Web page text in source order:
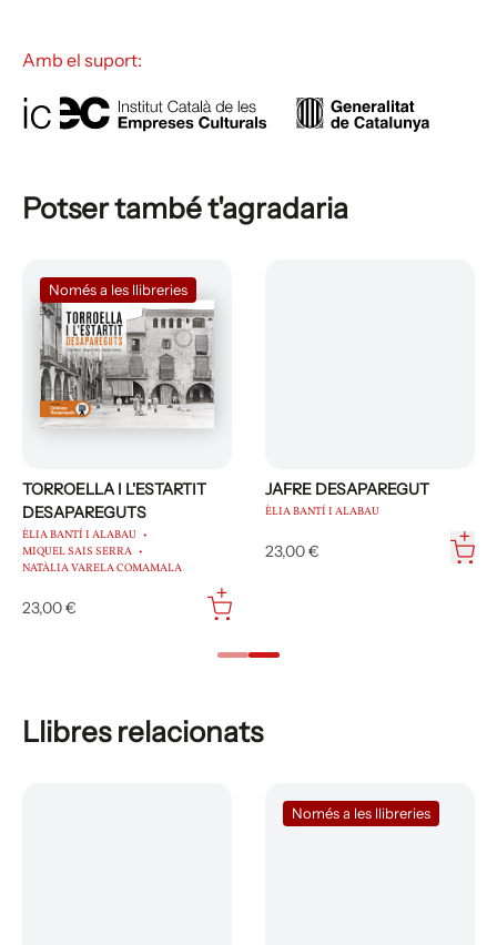
Amb el suport:
Potser també t'agradaria
Només a les llibreries
TORROELLA I L'ESTARTIT
DESAPAREGUTS
ÈLIA BANTÍ I ALABAU
MIQUEL SAIS SERRA
NATÀLIA VARELA COMAMALA
23,00 €
JAFRE DESAPAREGUT
ÈLIA BANTÍ I ALABAU
23,00 €
Llibres relacionats
Només a les llibreries